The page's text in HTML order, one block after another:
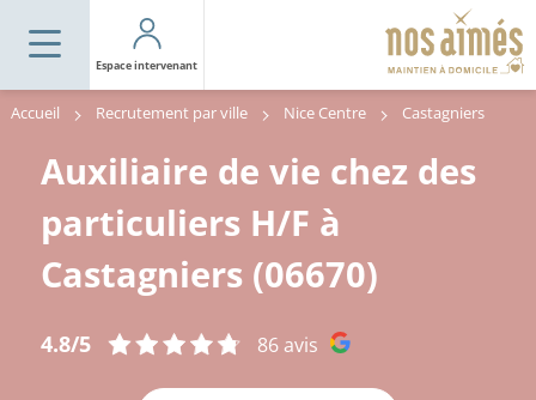
Espace intervenant
Accueil Recrutement par ville Nice Centre Castagniers
Auxiliaire de vie chez des
particuliers H/F à
Castagniers (06670)
4.8/5 86 avis